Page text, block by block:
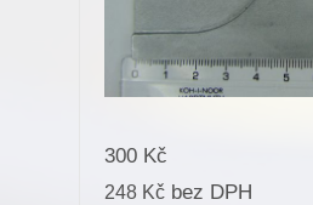
300 Kč
248 Kč bez DPH